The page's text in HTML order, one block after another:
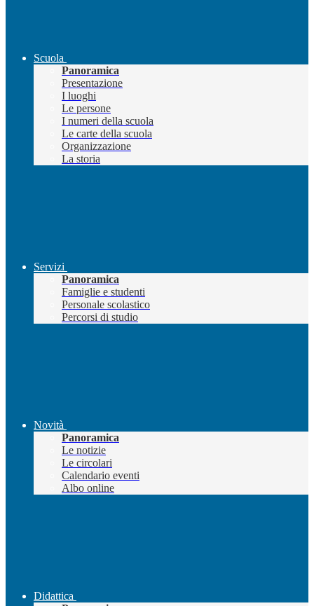
Scuola
Panoramica
Presentazione
I luoghi
Le persone
I numeri della scuola
Le carte della scuola
Organizzazione
La storia
Servizi
Panoramica
Famiglie e studenti
Personale scolastico
Percorsi di studio
Novità
Panoramica
Le notizie
Le circolari
Calendario eventi
Albo online
Didattica